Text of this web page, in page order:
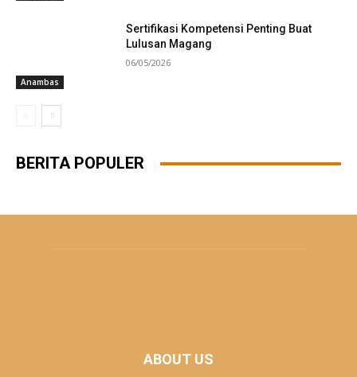
Anambas
Sertifikasi Kompetensi Penting Buat
Lulusan Magang
06/05/2026
BERITA POPULER
ABOUT US